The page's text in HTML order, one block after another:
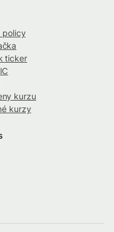
policy
ticker
kurzu
kurzy